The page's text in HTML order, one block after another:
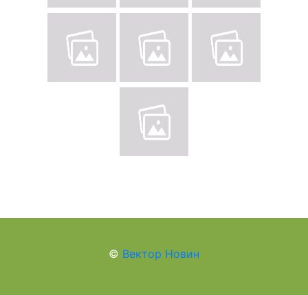
© Вектор Новин